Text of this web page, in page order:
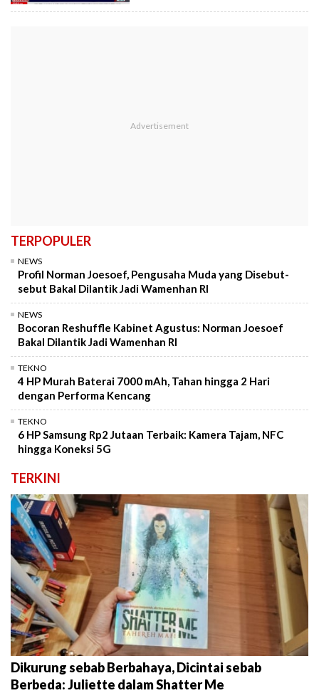
TERPOPULER
NEWS
Profil Norman Joesoef, Pengusaha Muda yang Disebut-
sebut Bakal Dilantik Jadi Wamenhan RI
NEWS
Bocoran Reshuffle Kabinet Agustus: Norman Joesoef
Bakal Dilantik Jadi Wamenhan RI
TEKNO
4 HP Murah Baterai 7000 mAh, Tahan hingga 2 Hari
dengan Performa Kencang
TEKNO
6 HP Samsung Rp2 Jutaan Terbaik: Kamera Tajam, NFC
hingga Koneksi 5G
TERKINI
Dikurung sebab Berbahaya, Dicintai sebab
Berbeda: Juliette dalam Shatter Me